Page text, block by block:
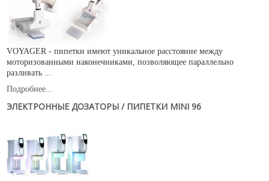
VOYAGER - пипетки имеют уникальное расстояние между
моторизованными наконечниками, позволяющее параллельно
разливать ...
Подробнее...
ЭЛЕКТРОННЫЕ ДОЗАТОРЫ / ПИПЕТКИ MINI 96